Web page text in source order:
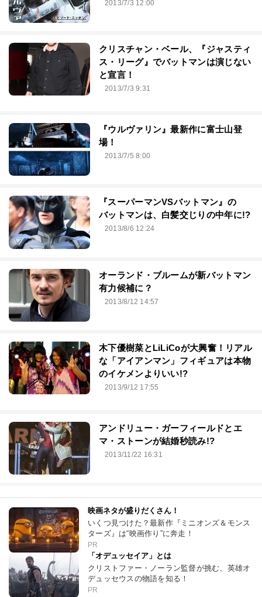
2013/7/3 12:00
クリスチャン・ベール、『ジャスティ
ス・リーグ』でバットマンは演じない
と宣言！
2013/7/3 9:31
『ウルヴァリン』最新作に富士山登
場！
2013/7/5 8:00
『スーパーマンVSバットマン』の
バットマンは、白髪交じりの中年に!?
2013/8/6 12:24
オーランド・ブルームが新バットマン
有力候補に？
2013/8/12 14:57
木下優樹菜とLiLiCoが大興奮！リアル
な「アイアンマン」フィギュアは本物
のイケメンよりいい!?
2013/9/12 17:55
アンドリュー・ガーフィールドとエ
マ・ストーンが結婚秒読み!?
2013/11/22 16:31
映画ネタが盛りだくさん！
いくつ見つけた？最新作『ミニオンズ＆モンス
ターズ』は“映画作り”に奔走！
PR
「オデュッセイア」とは
クリストファー・ノーラン監督が挑む、英雄オ
デュッセウスの物語を知る！
PR